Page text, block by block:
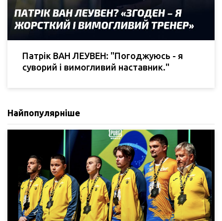
Патрік ВАН ЛЕУВЕН: "Погоджуюсь - я
суворий і вимогливий наставник."
Найпопулярніше